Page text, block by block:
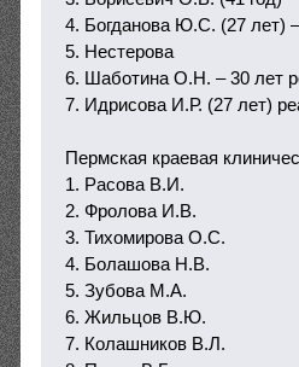
4. Богданова Ю.С. (27 лет)
5. Нестерова
6. Шаботина О.Н. – 30 лет
7. Идрисова И.Р. (27 лет)
Пермская краевая
1. Расова В.И.
2. Фролова И.В.
3. Тихомирова О.С.
4. Болашова Н.В.
5. Зубова М.А.
6. Жильцов В.Ю.
7. Колашников В.Л.